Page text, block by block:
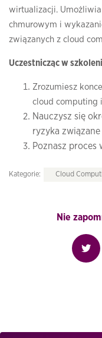
wirtualizacji.
chmurowym i
związanych z cloud
Uczestnicząc w
Zrozumiesz
cloud computing
Nauczysz się
ryzyka
Poznasz proces
Kategorie: Cloud
Nie